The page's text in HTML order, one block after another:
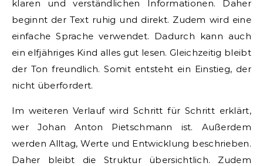
klaren und verständlichen Informationen. Daher
beginnt der Text ruhig und direkt. Zudem wird eine
einfache Sprache verwendet. Dadurch kann auch
ein elfjähriges Kind alles gut lesen. Gleichzeitig bleibt
der Ton freundlich. Somit entsteht ein Einstieg, der
nicht überfordert.
Im weiteren Verlauf wird Schritt für Schritt erklärt,
wer Johan Anton Pietschmann ist. Außerdem
werden Alltag, Werte und Entwicklung beschrieben.
Daher bleibt die Struktur übersichtlich. Zudem